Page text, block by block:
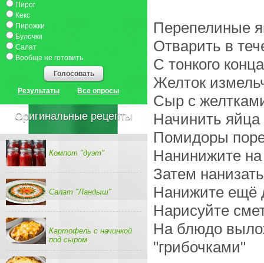
Пирог
Кекс
Пирожки
Булочки
Салат
Вообще не готовить
Голосовать
Результаты Все опросы
Оригинальные рецепты
Компот "дуэт"
Салат "Ландыш"
Картофель с начинкой
под сыром.
Перепелиные
Отварить в
С тонкого
Желток
Сыр с
Начинить
Помидоры
Нанинижите
Затем
Нанижите ещё
Нарисуйте
На блюдо
"грибочками"